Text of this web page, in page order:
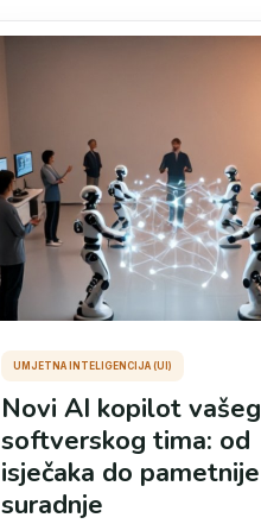
UMJETNA INTELIGENCIJA (UI)
Novi AI kopilot vašeg
softverskog tima: od
isječaka do pametnije
suradnje